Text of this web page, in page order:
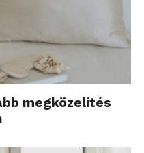
megközelítés